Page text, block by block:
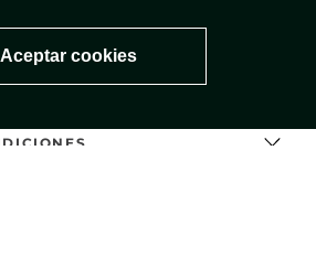
Aceptar cookies